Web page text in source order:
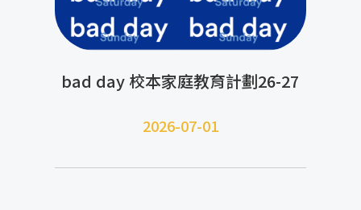
bad day 校本家庭教育計劃26-27
2026-07-01